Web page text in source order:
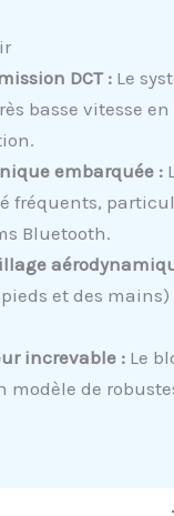
DCT : Le
basse vitesse
embarquée :
fréquents,
Bluetooth.
et des
increvable : Le
modèle de